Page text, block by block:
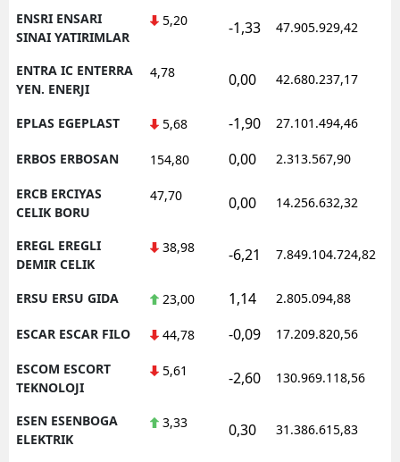
ENSRI ENSARI
SINAI YATIRIMLAR
5,20 -1,33 47.905.929,42
ENTRA IC ENTERRA
YEN. ENERJI
4,78 0,00 42.680.237,17
EPLAS EGEPLAST 5,68 -1,90 27.101.494,46
ERBOS ERBOSAN 154,80 0,00 2.313.567,90
ERCB ERCIYAS
CELIK BORU
47,70 0,00 14.256.632,32
EREGL EREGLI
DEMIR CELIK
38,98 -6,21 7.849.104.724,82
ERSU ERSU GIDA 23,00 1,14 2.805.094,88
ESCAR ESCAR FILO 44,78 -0,09 17.209.820,56
ESCOM ESCORT
TEKNOLOJI
5,61 -2,60 130.969.118,56
ESEN ESENBOGA
ELEKTRIK
3,33 0,30 31.386.615,83